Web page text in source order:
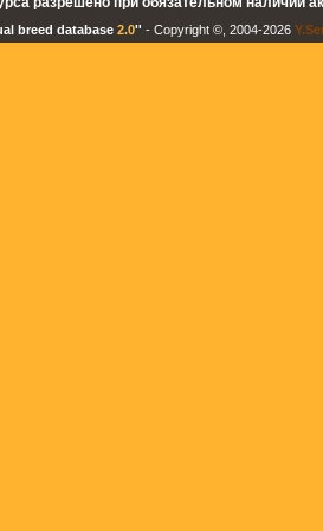
breed database 2.0'' - Copyright ©, 2004-2026